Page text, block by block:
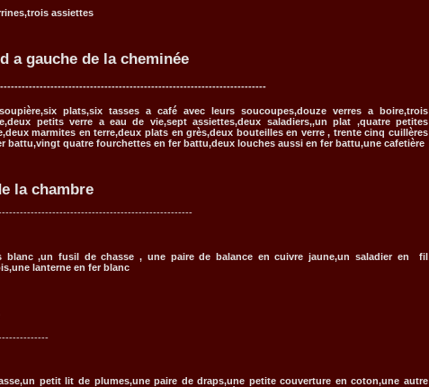
assiettes
a gauche de la cheminée
plats,six tasses a café avec leurs soucoupes,douze verres a boire,trois
petits verre a eau de vie,sept assiettes,deux saladiers,,un plat ,quatre petites
marmites en terre,deux plats en grès,deux bouteilles en verre , trente cinq cuillères
battu,vingt quatre fourchettes en fer battu,deux louches aussi en fer battu,une cafetière
la chambre
blanc ,un fusil de chasse , une paire de balance en cuivre jaune,un saladier en fil
lanterne en fer blanc
petit lit de plumes,une paire de draps,une petite couverture en coton,une autre